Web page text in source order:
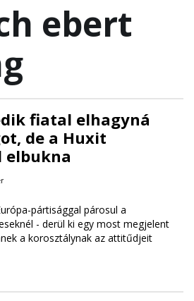
ebert
fiatal elhagyná
de a Huxit
elbukna
pártisággal párosul a
- derül ki egy most megjelent
a korosztálynak az attitűdjeit